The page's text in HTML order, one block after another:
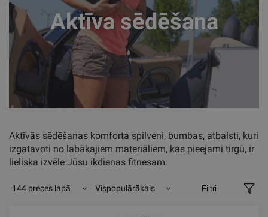
Aktīva sēdēšana
Aktīvās sēdēšanas komforta spilveni, bumbas, atbalsti, kuri
izgatavoti no labākajiem materiāliem, kas pieejami tirgū, ir
lieliska izvēle Jūsu ikdienas fitnesam.
144 preces lapā Vispopulārākais Filtri